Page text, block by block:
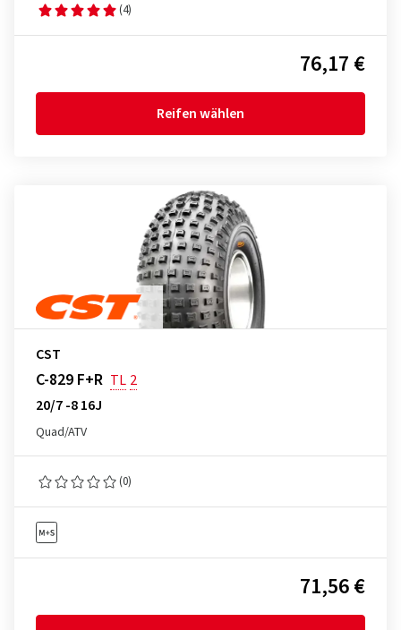
(4)
76,17 €
Reifen wählen
CST
C-829 F+R TL 2
20/7 -8 16J
Quad/ATV
(0)
71,56 €